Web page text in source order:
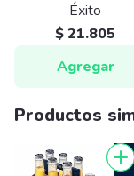
Éxito
$ 21.805
Agregar
Productos